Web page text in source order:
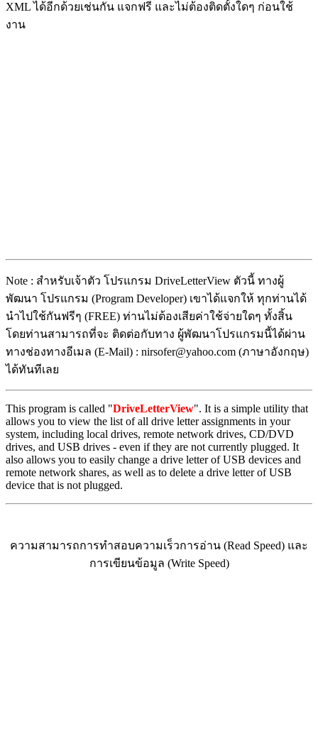
XML ได้อีกด้วยเช่นกัน แจกฟรี และไม่ต้องติดตั้งใดๆ ก่อนใช้
งาน
Note : สำหรับเจ้าตัว โปรแกรม DriveLetterView ตัวนี้ ทางผู้
พัฒนา โปรแกรม (Program Developer) เขาได้แจกให้ ทุกท่านได้
นำไปใช้กันฟรีๆ (FREE) ท่านไม่ต้องเสียค่าใช้จ่ายใดๆ ทั้งสิ้น
โดยท่านสามารถที่จะ ติดต่อกับทาง ผู้พัฒนาโปรแกรมนี้ได้ผ่าน
ทางช่องทางอีเมล (E-Mail) : nirsofer@yahoo.com (ภาษาอังกฤษ)
ได้ทันทีเลย
This program is called "DriveLetterView". It is a simple utility that
allows you to view the list of all drive letter assignments in your
system, including local drives, remote network drives, CD/DVD
drives, and USB drives - even if they are not currently plugged. It
also allows you to easily change a drive letter of USB devices and
remote network shares, as well as to delete a drive letter of USB
device that is not plugged.
ความสามารถการทำสอบความเร็วการอ่าน (Read Speed) และ
การเขียนข้อมูล (Write Speed)